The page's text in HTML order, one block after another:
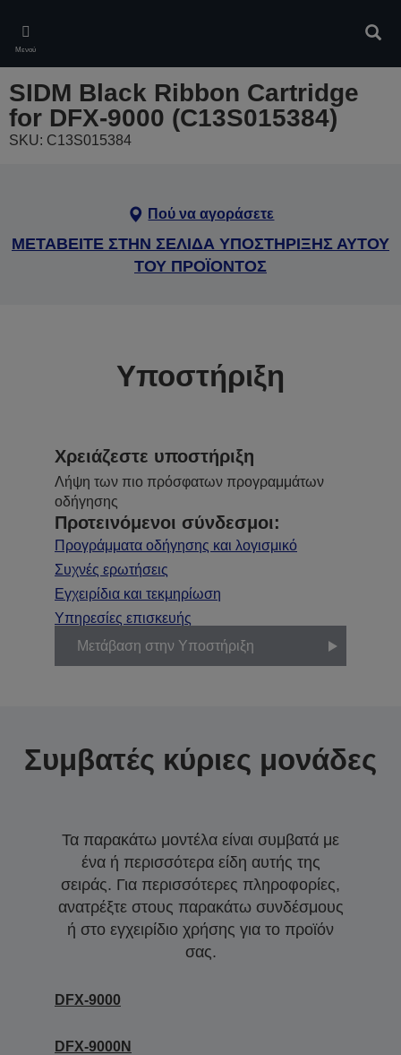
main
content
Μενού
SIDM Black Ribbon Cartridge
for DFX-9000 (C13S015384)
SKU: C13S015384
Πού να αγοράσετε
ΜΕΤΑΒΕΙΤΕ ΣΤΗΝ ΣΕΛΙΔΑ ΥΠΟΣΤΗΡΙΞΗΣ ΑΥΤΟΥ
ΤΟΥ ΠΡΟΪΟΝΤΟΣ
Υποστήριξη
Χρειάζεστε υποστήριξη
Λήψη των πιο πρόσφατων προγραμμάτων
οδήγησης
Προτεινόμενοι σύνδεσμοι:
Προγράμματα οδήγησης και λογισμικό
Συχνές ερωτήσεις
Εγχειρίδια και τεκμηρίωση
Υπηρεσίες επισκευής
Μετάβαση στην Υποστήριξη
Συμβατές κύριες μονάδες
Τα παρακάτω μοντέλα είναι συμβατά με
ένα ή περισσότερα είδη αυτής της
σειράς. Για περισσότερες πληροφορίες,
ανατρέξτε στους παρακάτω συνδέσμους
ή στο εγχειρίδιο χρήσης για το προϊόν
σας.
DFX-9000
DFX-9000N